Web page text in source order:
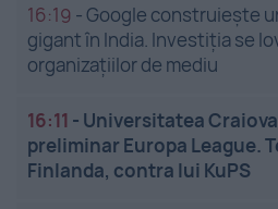
16:19 -Google construiește
gigant în India. Investiția se
organizațiilor de mediu
16:11 - Universitatea
preliminar Europa League.
Finlanda, contra lui KuPS